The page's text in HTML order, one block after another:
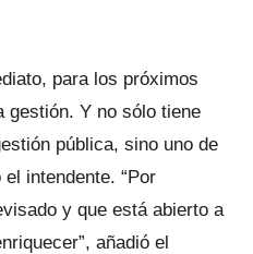
para los próximos
gestión. Y no sólo tiene
pública, sino uno de
intendente. “Por
y que está abierto a
añadió el